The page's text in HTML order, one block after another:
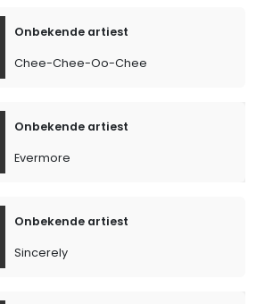
Onbekende artiest
Chee-Chee-Oo-Chee
Onbekende artiest
Evermore
Onbekende artiest
Sincerely